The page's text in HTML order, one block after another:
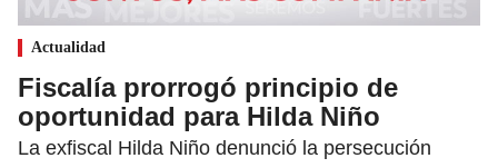
Actualidad
Fiscalía prorrogó principio de
oportunidad para Hilda Niño
La exfiscal Hilda Niño denunció la persecución